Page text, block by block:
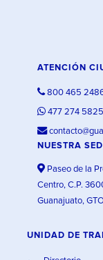
ATENCIÓN
800 465
477 274 5825
NUESTRA
Paseo de la
Centro, C.P.
Guanajuato,
UNIDAD DE